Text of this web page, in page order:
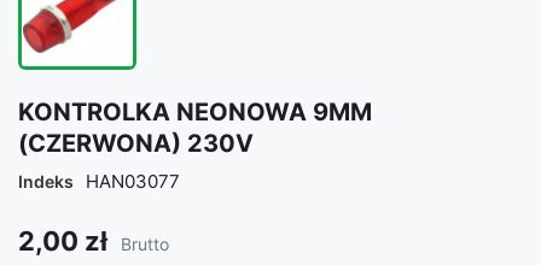
KONTROLKA NEONOWA 9MM
(CZERWONA) 230V
Indeks HAN03077
2,00 zł Brutto